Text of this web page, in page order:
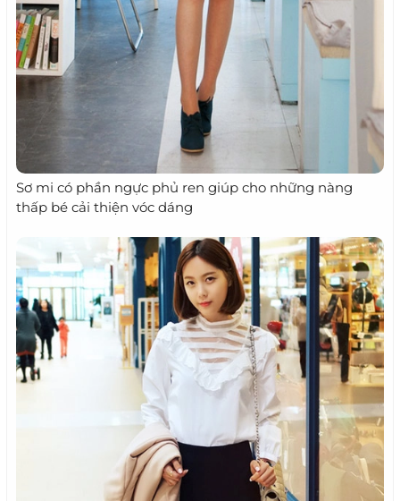
Sơ mi có phần ngực phủ ren giúp cho những nàng
thấp bé cải thiện vóc dáng